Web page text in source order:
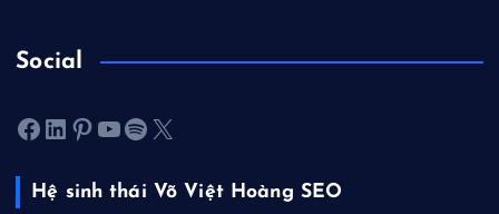
Social
Facebook LinkedIn Pinterest Youtube Spotify X
Hệ sinh thái Võ Việt Hoàng SEO